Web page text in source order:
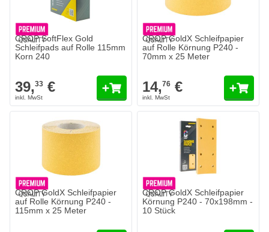
CROP SoftFlex Gold
Schleifpads auf Rolle 115mm
Korn 240
39,33 €
CROP GoldX Schleifpapier
auf Rolle Körnung P240 -
70mm x 25 Meter
14,76 €
CROP GoldX Schleifpapier
auf Rolle Körnung P240 -
115mm x 25 Meter
CROP GoldX Schleifpapier
Körnung P240 - 70x198mm -
10 Stück